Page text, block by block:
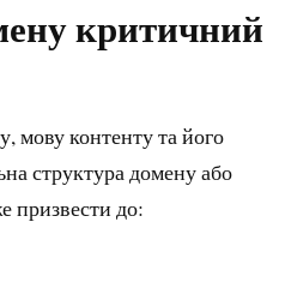
критичний
мову контенту та його
структура домену або
призвести до: